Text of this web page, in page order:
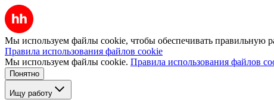
Мы используем файлы cookie, чтобы обеспечивать правильную
Правила использования файлов cookie
Мы используем файлы cookie. Правила использования файлов
Понятно
Ищу работу